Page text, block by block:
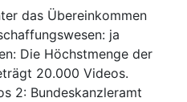
das Übereinkommen
: ja
: Die Höchstmenge der
20.000 Videos.
2: Bundeskanzleramt